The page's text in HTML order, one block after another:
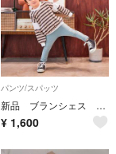
パンツ/スパッツ
新品 ブランシェス 後ろポケットつき ABITY ネーム 無地レギンス 120
¥ 1,600